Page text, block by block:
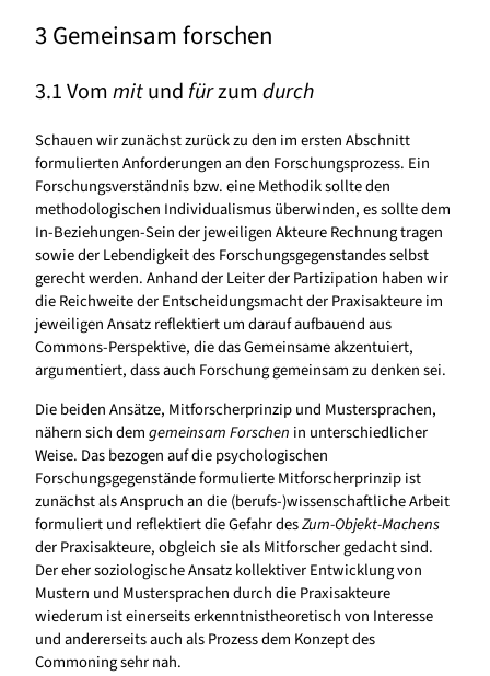
3 Gemeinsam forschen
3.1 Vommitund fürzumdurch
Schauen wir zunächst zurück zu den im ersten Abschnitt
formulierten Anforderungen an den Forschungsprozess. Ein
Forschungsverständnis bzw. eine Methodik sollte den
methodologischen Individualismus überwinden, es sollte dem
In-Beziehungen-Sein der jeweiligen Akteure Rechnung tragen
sowie der Lebendigkeit des Forschungsgegenstandes selbst
gerecht werden. Anhand der Leiter der Partizipation haben wir
die Reichweite der Entscheidungsmacht der Praxisakteure im
jeweiligen Ansatz reflektiert um darauf aufbauend aus
Commons-Perspektive, die das Gemeinsame akzentuiert,
argumentiert, dass auch Forschung gemeinsam zu denken sei.
Die beiden Ansätze, Mitforscherprinzip und Mustersprachen,
nähern sich demgemeinsam Forschen in unterschiedlicher
Weise. Das bezogen auf die psychologischen
Forschungsgegenstände formulierte Mitforscherprinzip ist
zunächst als Anspruch an die (berufs-)wissenschaftliche Arbeit
formuliert und reflektiert die Gefahr desZum-Objekt-Machens
der Praxisakteure, obgleich sie als Mitforscher gedacht sind.
Der eher soziologische Ansatz kollektiver Entwicklung von
Mustern und Mustersprachen durch die Praxisakteure
wiederum ist einerseits erkenntnistheoretisch von Interesse
und andererseits auch als Prozess dem Konzept des
Commoning sehr nah.